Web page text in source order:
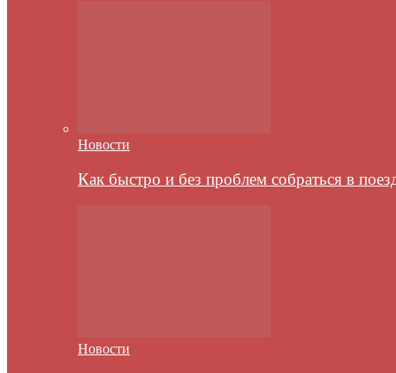
Новости
Как быстро и без проблем собраться в
Новости